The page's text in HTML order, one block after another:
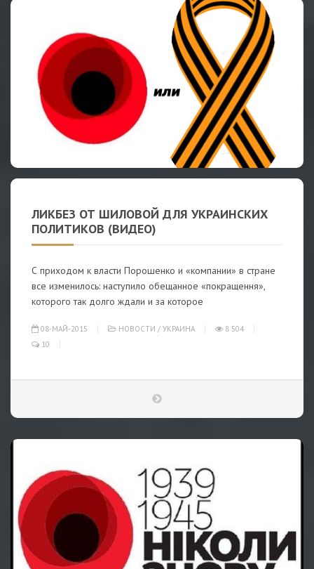
ЛИКБЕЗ ОТ ШИЛОВОЙ ДЛЯ УКРАИНСКИХ
ПОЛИТИКОВ (ВИДЕО)
С приходом к власти Порошенко и «компании» в стране
все изменилось: наступило обещанное «покращення»,
которого так долго ждали и за которое
08-МАЙ-2015 НОВОСТИ / УКРАИНА
8 504
10